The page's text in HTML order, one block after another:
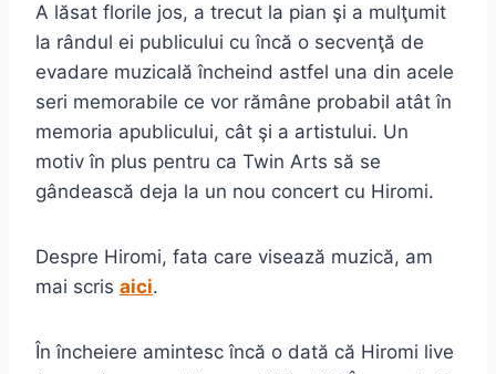
A lăsat florile jos, a trecut la pian şi a mulţumit
la rândul ei publicului cu încă o secvenţă de
evadare muzicală încheind astfel una din acele
seri memorabile ce vor rămâne probabil atât în
memoria apublicului, cât şi a artistului. Un
motiv în plus pentru ca Twin Arts să se
gândească deja la un nou concert cu Hiromi.
Despre Hiromi, fata care visează muzică, am
mai scris aici.
În încheiere amintesc încă o dată că Hiromi live